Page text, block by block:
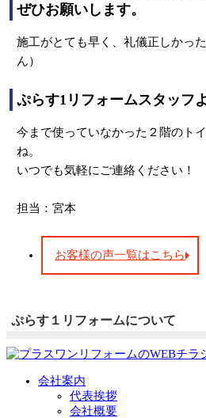
ぜひお願いします。
施工がとても早く、礼儀正しかっ
ん）
ぷらす1リフォームスタッフ
今まで使っていなかった２階のト
ね。
いつでも気軽にご連絡ください！
担当：宮本
お客様の声一覧はこちら
ぷらす１リフォームについて
会社案内
代表挨拶
会社概要